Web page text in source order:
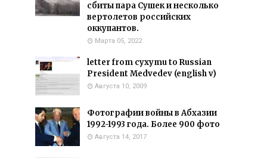
сбиты пара Сушек и несколько
вертолетов российских
оккупантов.
Марта 05, 2022
letter from cyxymu to Russian
President Medvedev (english v)
Августа 10, 2009
Фотографии войны в Абхазии
1992-1993 года. Более 900 фото
Августа 14, 2017